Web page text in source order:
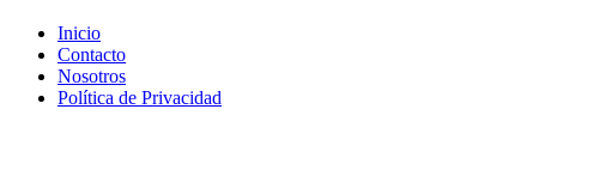
Inicio
Contacto
Nosotros
Política de Privacidad